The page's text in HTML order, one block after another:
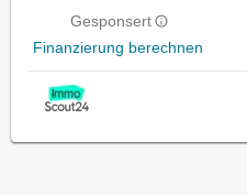
Gesponsert
Finanzierung berechnen